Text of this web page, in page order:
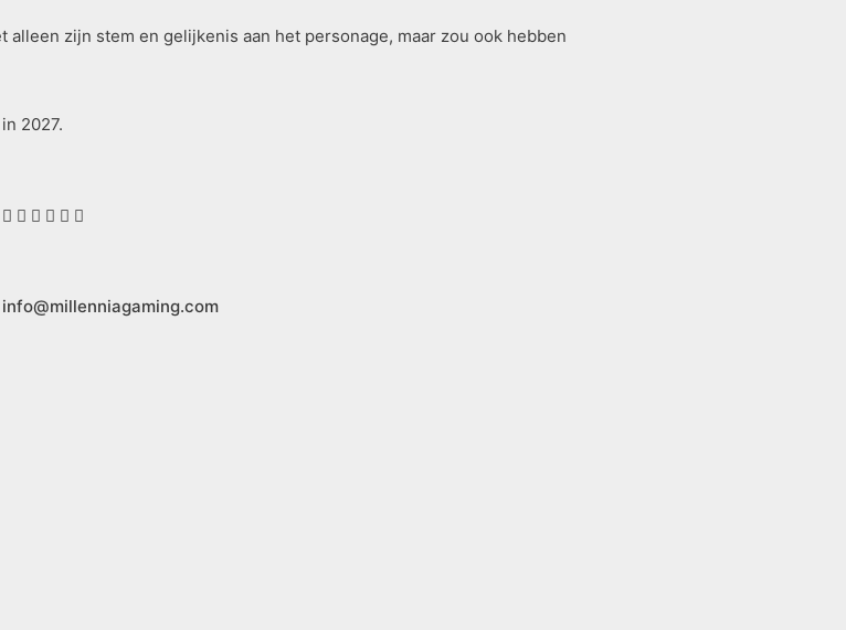
zijn stem en gelijkenis aan het personage, maar zou ook hebben
2027.
info@millenniagaming.com